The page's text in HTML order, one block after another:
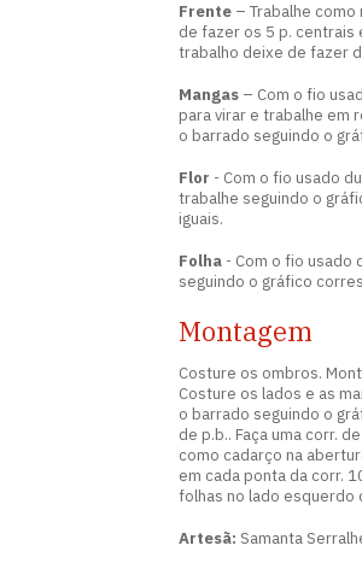
Frente – Trabalhe
de fazer os 5 p. centrais
trabalho deixe de fazer
Mangas – Com o fio
para virar e trabalhe em
o barrado seguindo o
Flor - Com o fio usado
trabalhe seguindo o
iguais.
Folha - Com o fio usado
seguindo o gráfico
Montagem
Costure os ombros.
Costure os lados e as
o barrado seguindo o
de p.b.. Faça uma corr.
como cadarço na
em cada ponta da corr.
folhas no lado
Artesã: Samanta